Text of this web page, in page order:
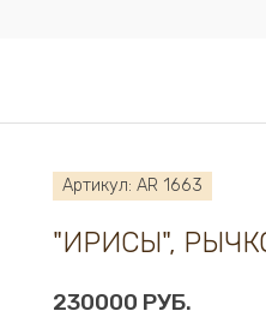
Артикул: AR 1663
"ИРИСЫ",
230000 РУБ.